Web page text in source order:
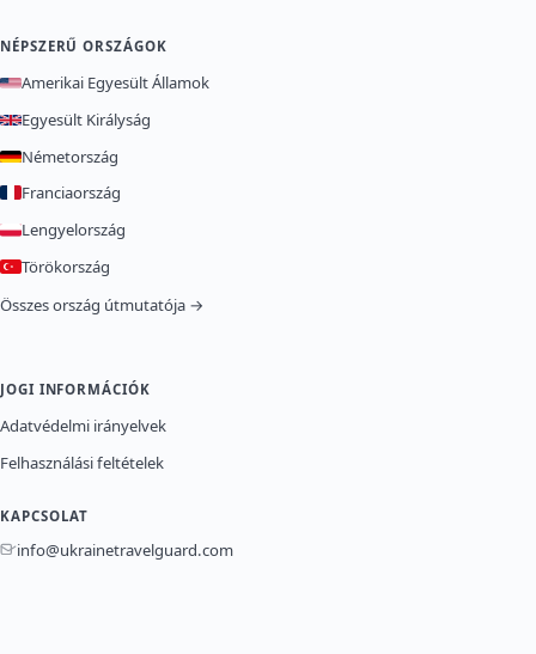
NÉPSZERŰ ORSZÁGOK
Amerikai Egyesült Államok
Egyesült Királyság
Németország
Franciaország
Lengyelország
Törökország
Összes ország útmutatója →
JOGI INFORMÁCIÓK
Adatvédelmi irányelvek
Felhasználási feltételek
KAPCSOLAT
info@ukrainetravelguard.com